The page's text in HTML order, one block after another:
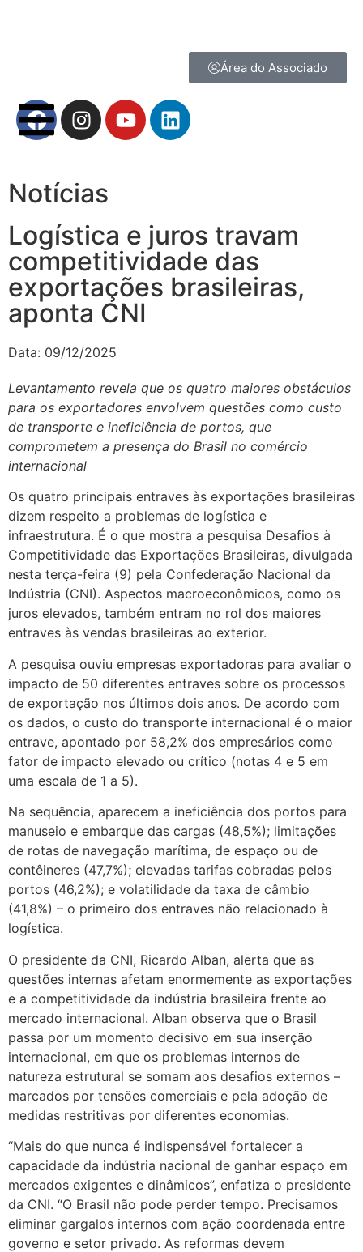
Área do Associado
Notícias
Logística e juros travam
competitividade das
exportações brasileiras,
aponta CNI
Data: 09/12/2025
Levantamento revela que os quatro maiores obstáculos
para os exportadores envolvem questões como custo
de transporte e ineficiência de portos, que
comprometem a presença do Brasil no comércio
internacional
Os quatro principais entraves às exportações brasileiras
dizem respeito a problemas de logística e
infraestrutura. É o que mostra a pesquisa Desafios à
Competitividade das Exportações Brasileiras, divulgada
nesta terça-feira (9) pela Confederação Nacional da
Indústria (CNI). Aspectos macroeconômicos, como os
juros elevados, também entram no rol dos maiores
entraves às vendas brasileiras ao exterior.
A pesquisa ouviu empresas exportadoras para avaliar o
impacto de 50 diferentes entraves sobre os processos
de exportação nos últimos dois anos. De acordo com
os dados, o custo do transporte internacional é o maior
entrave, apontado por 58,2% dos empresários como
fator de impacto elevado ou crítico (notas 4 e 5 em
uma escala de 1 a 5).
Na sequência, aparecem a ineficiência dos portos para
manuseio e embarque das cargas (48,5%); limitações
de rotas de navegação marítima, de espaço ou de
contêineres (47,7%); elevadas tarifas cobradas pelos
portos (46,2%); e volatilidade da taxa de câmbio
(41,8%) – o primeiro dos entraves não relacionado à
logística.
O presidente da CNI, Ricardo Alban, alerta que as
questões internas afetam enormemente as exportações
e a competitividade da indústria brasileira frente ao
mercado internacional. Alban observa que o Brasil
passa por um momento decisivo em sua inserção
internacional, em que os problemas internos de
natureza estrutural se somam aos desafios externos –
marcados por tensões comerciais e pela adoção de
medidas restritivas por diferentes economias.
“Mais do que nunca é indispensável fortalecer a
capacidade da indústria nacional de ganhar espaço em
mercados exigentes e dinâmicos”, enfatiza o presidente
da CNI. “O Brasil não pode perder tempo. Precisamos
eliminar gargalos internos com ação coordenada entre
governo e setor privado. As reformas devem